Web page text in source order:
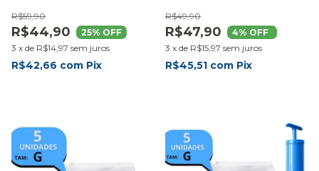
R$44,90
R$59,90
25% OFF
3 x de R$14,97 sem juros
R$42,66 com Pix
R$47,90
R$49,90
4% OFF
3 x de R$15,97 sem juros
R$45,51 com Pix